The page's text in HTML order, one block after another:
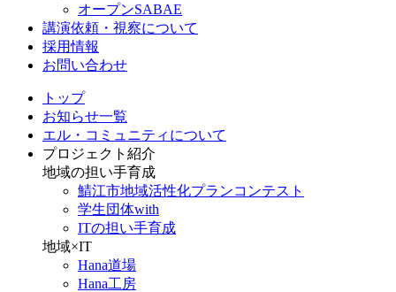
オープンSABAE
講演依頼・視察について
採用情報
お問い合わせ
トップ
お知らせ一覧
エル・コミュニティについて
プロジェクト紹介
地域の担い手育成
鯖江市地域活性化プランコンテスト
学生団体with
ITの担い手育成
地域×IT
Hana道場
Hana工房